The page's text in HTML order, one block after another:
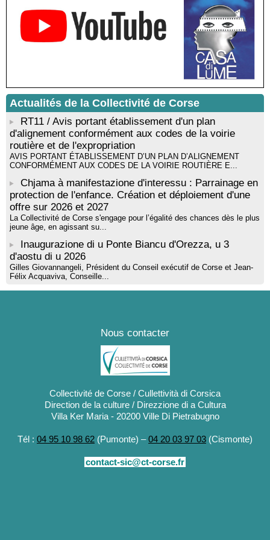
Santa Lucia di Tallà
Mise en musique d’un livre jeunesse par Annik Meschinet,
musicienne pédagogue : Ateliers d’expression sonore, vocale,
rythmique et corporelle - Mediateca territuriale di Santa Lucia di
! Événement reporté ! Cycle de conférences peinture animé
par Alexandre Dominati - Mediateca territuriale di Santa Lucia di
Tallà
Actualités de la Collectivité de Corse
RT11 / Avis portant établissement d'un plan
d'alignement conformément aux codes de la voirie
routière et de l'expropriation
AVIS PORTANT ÉTABLISSEMENT D’UN PLAN D’ALIGNEMENT
CONFORMÉMENT AUX CODES DE LA VOIRIE ROUTIÈRE E...
Chjama à manifestazione d'interessu : Parrainage en
protection de l'enfance. Création et déploiement d'une
offre sur 2026 et 2027
La Collectivité de Corse s'engage pour l’égalité des chances dès le plus
jeune âge, en agissant su...
Inaugurazione di u Ponte Biancu d'Orezza, u 3
d'aostu di u 2026
Gilles Giovannangeli, Président du Conseil exécutif de Corse et Jean-
Félix Acquaviva, Conseille...
Nous contacter
Collectivité de Corse / Cullettività di Corsica
Direction de la culture / Direzzione di a Cultura
Villa Ker Maria - 20200 Ville Di Pietrabugno
Tél : 04 95 10 98 62 (Pumonte) –04 20 03 97 03 (Cismonte)
contact-sic@ct-corse.fr